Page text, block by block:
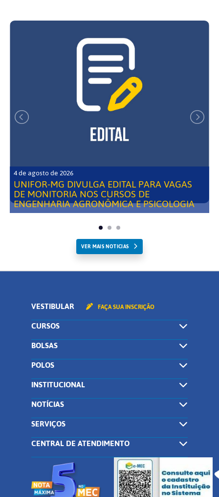
4 de agosto de 2026
UNIFOR-MG DIVULGA EDITAL PARA VAGAS
DE MONITORIA NOS CURSOS DE
ENGENHARIA AGRONÔMICA E PSICOLOGIA
VER MAIS NOTICIAS
VESTIBULAR FAÇA SUA INSCRIÇÃO
CURSOS
BOLSAS
POLOS
INSTITUCIONAL
NOTÍCIAS
SERVIÇOS
CENTRAL DE ATENDIMENTO